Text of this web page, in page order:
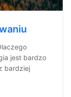
jest bardzo
bardziej